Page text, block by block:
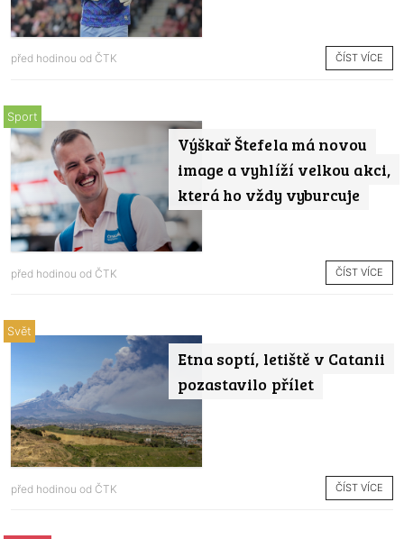
před hodinou od ČTK ČÍST VÍCE
Výškař Štefela má novou
image a vyhlíží velkou akci,
která ho vždy vyburcuje
Sport
před hodinou od ČTK ČÍST VÍCE
Etna soptí, letiště v Catanii
pozastavilo přílet
Svět
před hodinou od ČTK ČÍST VÍCE